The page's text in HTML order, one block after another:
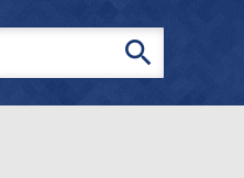
search